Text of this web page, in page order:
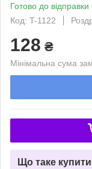
Готово до відправки
Код: T-1122
128 ₴
Мінімальна сума
Що таке